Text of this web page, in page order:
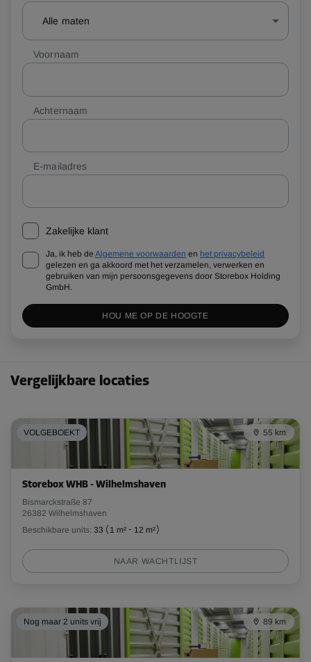
Alle maten
Voornaam
Achternaam
E-mailadres
Zakelijke klant
Ja, ik heb de Algemene voorwaarden en het privacybeleid
gelezen en ga akkoord met het verzamelen, verwerken en
gebruiken van mijn persoonsgegevens door Storebox Holding
GmbH.
HOU ME OP DE HOOGTE
Vergelijkbare locaties
VOLGEBOEKT 55 km
Storebox WHB - Wilhelmshaven
Bismarckstraße 87
26382 Wilhelmshaven
Beschikbare units: 33 ( 1 m² - 12 m²)
NAAR WACHTLIJST
Nog maar 2 units vrij 89 km